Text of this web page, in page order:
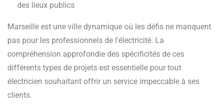
des lieux publics
Marseille est une ville dynamique où les défis ne manquent
pas pour les professionnels de l'électricité. La
compréhension approfondie des spécificités de ces
différents types de projets est essentielle pour tout
électricien souhaitant offrir un service impeccable à ses
clients.